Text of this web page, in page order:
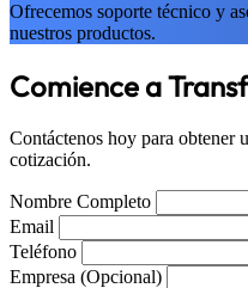
Ofrecemos soporte técnico y
nuestros productos.
Comience a
Contáctenos hoy para obtener
cotización.
Nombre Completo
Email
Teléfono
Empresa (Opcional)